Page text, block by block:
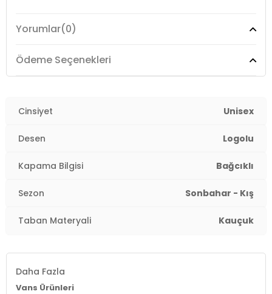
3DE0VN000D1JBRO1.03
Yorumlar(0)
Ödeme Seçenekleri
Cinsiyet Unisex
Desen Logolu
Kapama Bilgisi Bağcıklı
Sezon Sonbahar - Kış
Taban Materyali Kauçuk
Daha Fazla
Vans Ürünleri